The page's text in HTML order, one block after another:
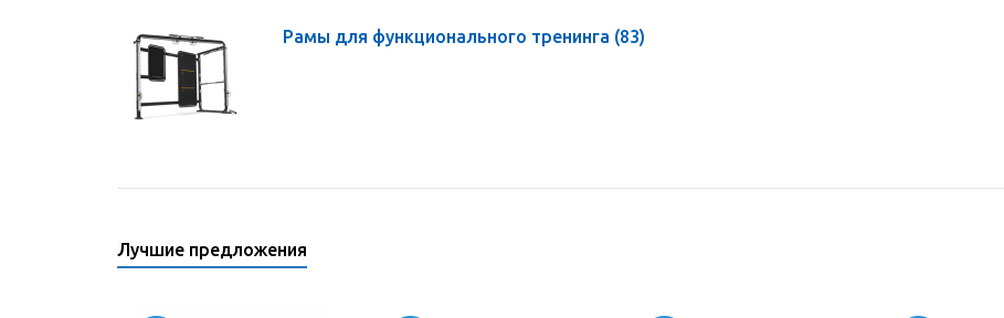
Рамы для функционального тренинга (83)
Лучшие предложения